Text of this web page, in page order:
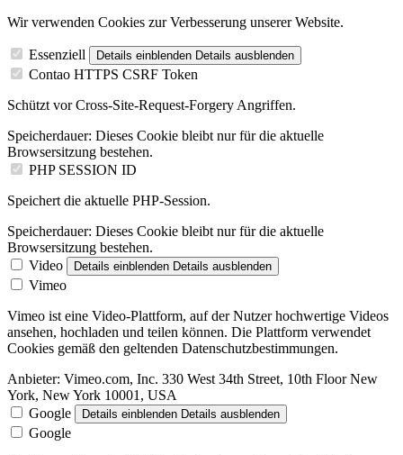
Wir verwenden Cookies zur Verbesserung unserer Website.
Essenziell Details einblenden Details ausblenden
Contao HTTPS CSRF Token
Schützt vor Cross-Site-Request-Forgery Angriffen.
Speicherdauer: Dieses Cookie bleibt nur für die aktuelle
Browsersitzung bestehen.
PHP SESSION ID
Speichert die aktuelle PHP-Session.
Speicherdauer: Dieses Cookie bleibt nur für die aktuelle
Browsersitzung bestehen.
Video
Details einblenden Details ausblenden
Vimeo
Vimeo ist eine Video-Plattform, auf der Nutzer hochwertige Videos
ansehen, hochladen und teilen können. Die Plattform verwendet
Cookies gemäß den geltenden Datenschutzbestimmungen.
Anbieter: Vimeo.com, Inc. 330 West 34th Street, 10th Floor New
York, New York 10001, USA
Google
Details einblenden Details ausblenden
Google